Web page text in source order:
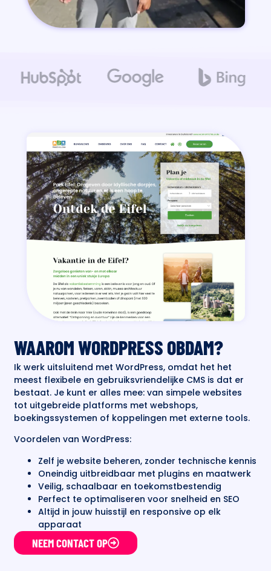
WAAROM WORDPRESS OBDAM?
Ik werk uitsluitend met WordPress, omdat het het
meest flexibele en gebruiksvriendelijke CMS is dat er
bestaat. Je kunt er alles mee: van simpele websites
tot uitgebreide platforms met webshops,
boekingssystemen of koppelingen met externe tools.
Voordelen van WordPress:
Zelf je website beheren, zonder technische kennis
Oneindig uitbreidbaar met plugins en maatwerk
Veilig, schaalbaar en toekomstbestendig
Perfect te optimaliseren voor snelheid en SEO
Altijd in jouw huisstijl en responsive op elk
apparaat
NEEM CONTACT OP